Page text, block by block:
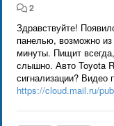
2
Здравствуйте!
панелью, возможно
минуты. Пищит
слышно. Авто Toyota
сигнализации? Видео
https://cloud.mail.ru/